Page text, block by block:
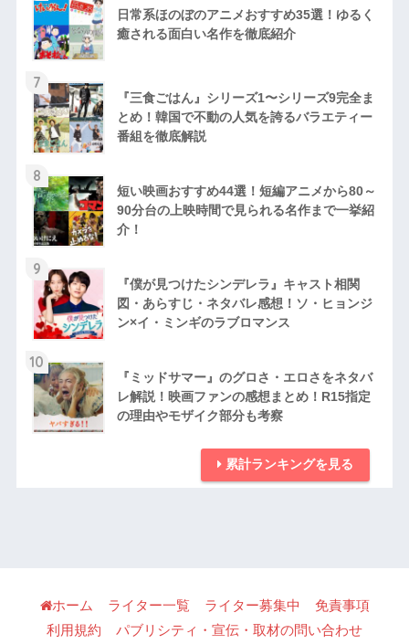
日常系ほのぼのアニメおすすめ35選！ゆるく
癒される面白い名作を徹底紹介
7
『三食ごはん』シリーズ1〜シリーズ9完全ま
とめ！韓国で不動の人気を誇るバラエティー
番組を徹底解説
8
短い映画おすすめ44選！短編アニメから80～
90分台の上映時間で見られる名作まで一挙紹
介！
9
『僕が見つけたシンデレラ』キャスト相関
図・あらすじ・ネタバレ感想！ソ・ヒョンジ
ン×イ・ミンギのラブロマンス
10
『ミッドサマー』のグロさ・エロさをネタバ
レ解説！映画ファンの感想まとめ！R15指定
の理由やモザイク部分も考察
累計ランキングを見る
ホーム ライター一覧 ライター募集中
免責事項
利用規約
パブリシティ・宣伝・取材の問い合わせ